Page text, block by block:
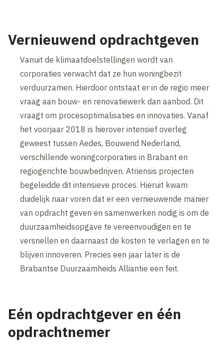
Vernieuwend opdrachtgeven
Vanuit de klimaatdoelstellingen wordt van
corporaties verwacht dat ze hun woningbezit
verduurzamen. Hierdoor ontstaat er in de regio meer
vraag aan bouw- en renovatiewerk dan aanbod. Dit
vraagt om procesoptimalisaties en innovaties. Vanaf
het voorjaar 2018 is hierover intensief overleg
geweest tussen Aedes, Bouwend Nederland,
verschillende woningcorporaties in Brabant en
regiogerichte bouwbedrijven. Atriensis projecten
begeleidde dit intensieve proces. Hieruit kwam
duidelijk naar voren dat er een vernieuwende manier
van opdracht geven en samenwerken nodig is om de
duurzaamheidsopgave te vereenvoudigen en te
versnellen en daarnaast de kosten te verlagen en te
blijven innoveren. Precies een jaar later is de
Brabantse Duurzaamheids Alliantie een feit.
Eén opdrachtgever en één
opdrachtnemer